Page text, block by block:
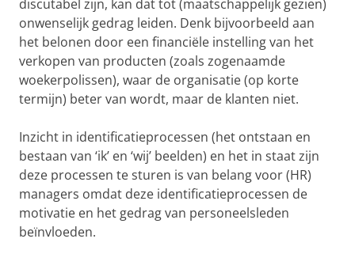
discutabel zijn, kan dat tot (maatschappelijk gezien)
onwenselijk gedrag leiden. Denk bijvoorbeeld aan
het belonen door een financiële instelling van het
verkopen van producten (zoals zogenaamde
woekerpolissen), waar de organisatie (op korte
termijn) beter van wordt, maar de klanten niet.
Inzicht in identificatieprocessen (het ontstaan en
bestaan van ‘ik’ en ‘wij’ beelden) en het in staat zijn
deze processen te sturen is van belang voor (HR)
managers omdat deze identificatieprocessen de
motivatie en het gedrag van personeelsleden
beïnvloeden.